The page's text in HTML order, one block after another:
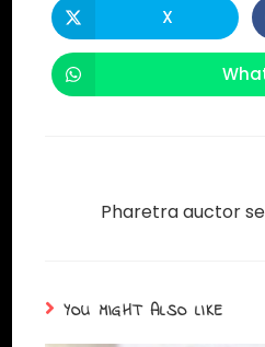
X
Pharetra auctor
YOU MIGHT ALSO LIKE